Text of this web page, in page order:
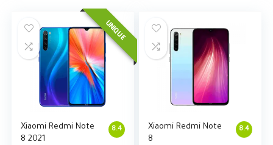
UNIQUE
8.4
Xiaomi Redmi Note
8 2021
8.4
Xiaomi Redmi Note
8